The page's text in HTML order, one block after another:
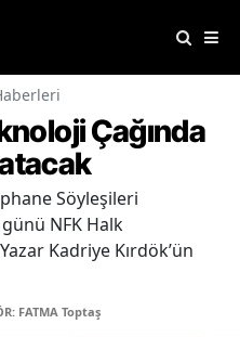
Çağında
Söyleşileri
NFK Halk
Kadriye Kırdök’ün
FATMA Toptaş